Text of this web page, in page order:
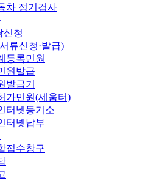
차 정기검사
신청
류신청·발급)
등록민원
원발급
발급기
가민원(세움터)
터넷등기소
터넷납부
접수창구